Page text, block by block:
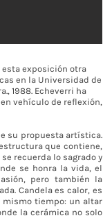
esta exposición otra
en la Universidad de
1988. Echeverri ha
vehículo de reflexión,
su propuesta artística.
que contiene,
recuerda lo sagrado y
se honra la vida, el
pero también la
Candela es calor, es
mismo tiempo: un altar
la cerámica no solo